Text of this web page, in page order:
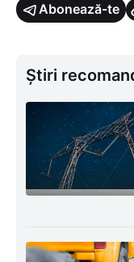
Abonează-te
Știri